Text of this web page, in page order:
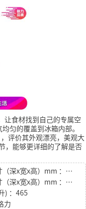
让食材找到自己的专属空
匀的覆盖到冰箱内部。
，评价其外观漂亮，美观大
，能够更详细的了解是否
包装尺寸（深x宽x高）mm ：764*845*1909
产品尺寸（深x宽x高）mm ：705*762.5*1800
) ：465
力